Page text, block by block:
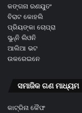
କଙ୍ଗନା ରଣୟୁତଂ
ବିରାଟ କୋହଲି
ପ୍ରିୟଙ୍କା ଚୋପ୍ରା
ସୁନ୍ନି ଲିଓନି
ଆଲିଆ ଭଟ
ଉକରେଇନେ
ସମାଜିକ ଗଣ ମାଧ୍ୟମ
କାଟ୍ରିନା କୈଫ